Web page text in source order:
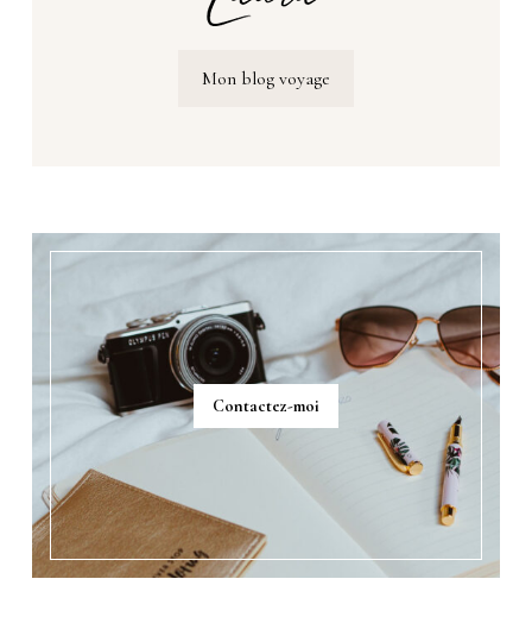
Mon blog voyage
Contactez-moi